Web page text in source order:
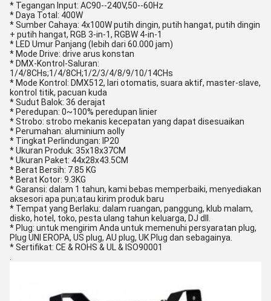
* Tegangan Input: AC90--240V,50--60Hz
* Daya Total: 400W
* Sumber Cahaya: 4x100W putih dingin, putih hangat, putih dingin
+ putih hangat, RGB 3-in-1, RGBW 4-in-1
* LED Umur Panjang (lebih dari 60.000 jam)
* Mode Drive: drive arus konstan
* DMX-Kontrol-Saluran:
1/4/8CHs;1/4/8CH;1/2/3/4/8/9/10/14CHs
* Mode Kontrol: DMX512, lari otomatis, suara aktif, master-slave,
kontrol titik, pacuan kuda
* Sudut Balok: 36 derajat
* Peredupan: 0~100% peredupan linier
* Strobo: strobo mekanis kecepatan yang dapat disesuaikan
* Perumahan: aluminium aolly
* Tingkat Perlindungan: IP20
* Ukuran Produk: 35x18x37CM
* Ukuran Paket: 44x28x43.5CM
* Berat Bersih: 7.85 KG
* Berat Kotor: 9.3KG
* Garansi: dalam 1 tahun, kami bebas memperbaiki, menyediakan
aksesori apa pun;atau kirim produk baru
* Tempat yang Berlaku: dalam ruangan, panggung, klub malam,
disko, hotel, toko, pesta ulang tahun keluarga, DJ dll.
* Plug: untuk mengirim Anda untuk memenuhi persyaratan plug,
Plug UNI EROPA, US plug, AU plug, UK Plug dan sebagainya.
* Sertifikat: CE & ROHS & UL & ISO90001